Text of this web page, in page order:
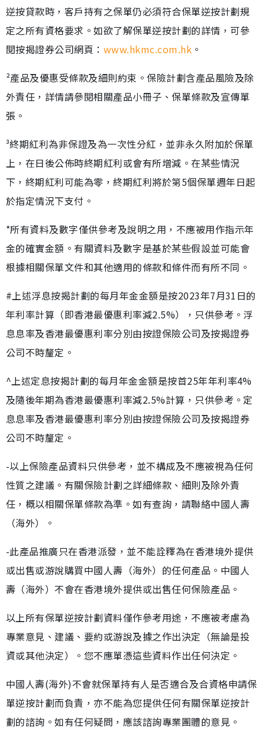
逆按貸款時，客戶持有之保單仍必須符合保單逆按計劃規
定之所有資格要求。如欲了解保單逆按計劃的詳情，可參
閱按揭證券公司網頁： www.hkmc.com.hk 。
²產品及優惠受條款及細則約束。保險計劃含產品風險及除
外責任，詳情請參閱相關產品小冊子、保單條款及宣傳單
張。
³終期紅利為非保證及為一次性分紅，並非永久附加於保單
上，在日後公佈時終期紅利或會有所增減。在某些情況
下，終期紅利可能為零，終期紅利將於第5個保單週年日起
於指定情況下支付。
*所有資料及數字僅供參考及說明之用，不應被用作指示年
金的確實金額。有關資料及數字是基於某些假設並可能會
根據相關保單文件和其他適用的條款和條件而有所不同。
#上述浮息按揭計劃的每月年金金額是按2023年7月31日的
年利率計算（即香港最優惠利率減2.5%），只供參考。浮
息息率及香港最優惠利率分別由按證保險公司及按揭證券
公司不時釐定。
^上述定息按揭計劃的每月年金金額是按首25年年利率4%
及隨後年期為香港最優惠利率減2.5%計算，只供參考。定
息息率及香港最優惠利率分別由按證保險公司及按揭證券
公司不時釐定。
-以上保險產品資料只供參考，並不構成及不應被視為任何
性質之建議。有關保險計劃之詳細條款、細則及除外責
任，概以相關保單條款為準。如有查詢，請聯絡中國人壽
（海外）。
-此產品推廣只在香港派發，並不能詮釋為在香港境外提供
或出售或游說購買中國人壽（海外）的任何產品。中國人
壽（海外）不會在香港境外提供或出售任何保險產品。
以上所有保單逆按計劃資料僅作參考用途，不應被考慮為
專業意見、建議、要約或游說及據之作出決定（無論是投
資或其他決定）。您不應單憑這些資料作出任何決定。
中國人壽(海外)不會就保單持有人是否適合及合資格申請保
單逆按計劃而負責，亦不能為您提供任何有關保單逆按計
劃的諮詢。如有任何疑問，應該諮詢專業團體的意見。